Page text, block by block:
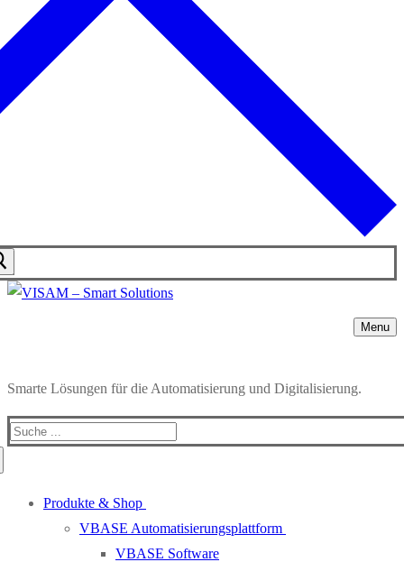
Menu
Smarte Lösungen für die Automatisierung und Digitalisierung.
Produkte & Shop
VBASE Automatisierungsplattform
VBASE Software